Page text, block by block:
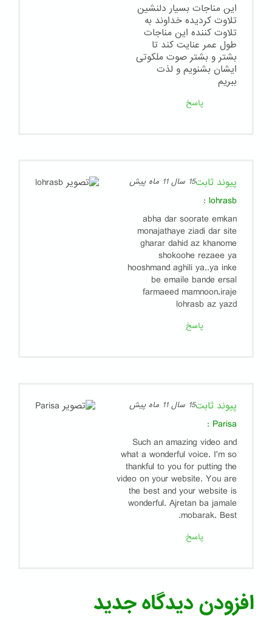
اين مناجات بسيار دلنشين
تلاوت كرديده خداوند به
تلاوت كننده اين مناجات
طول عمر عنايت كند تا
بشتر و بشتر صوت ملكوتى
ايشان بشنويم و لذت
ببريم
پاسخ
پیوند ثابت15 سال 11 ماه پیش
lohrasb
:
abha dar soorate emkan
monajathaye ziadi dar site
gharar dahid az khanome
shokoohe rezaee ya
hooshmand aghili ya..ya inke
be emaile bande ersal
farmaeed mamnoon.iraje
lohrasb az yazd
پاسخ
پیوند ثابت15 سال 11 ماه پیش
Parisa
:
Such an amazing video and
what a wonderful voice. I'm so
thankful to you for putting the
video on your website. You are
the best and your website is
wonderful. Ajretan ba jamale
mobarak. Best.
پاسخ
افزودن دیدگاه جدید